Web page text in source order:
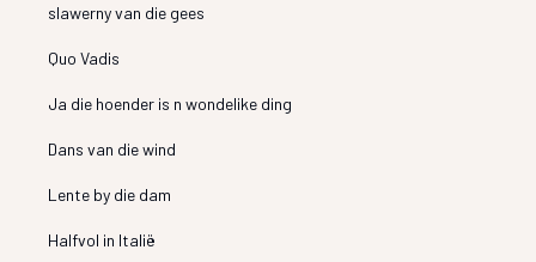
slawerny van die gees
Quo Vadis
Ja die hoender is n wondelike ding
Dans van die wind
Lente by die dam
Halfvol in Italië